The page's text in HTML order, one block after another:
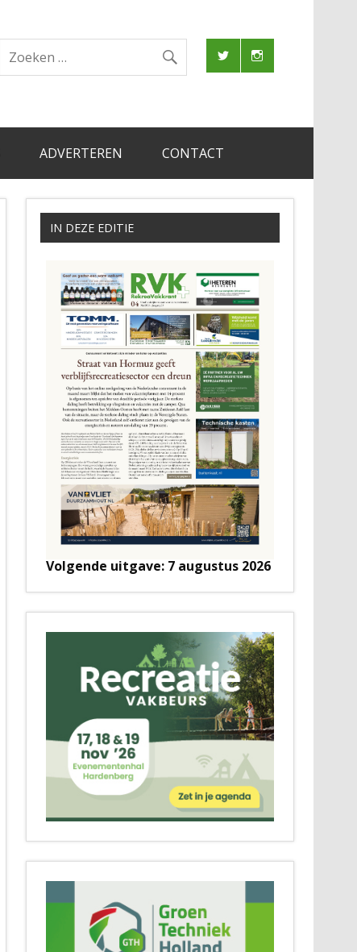
ADVERTEREN CONTACT
IN DEZE EDITIE
Volgende uitgave: 7 augustus 2026